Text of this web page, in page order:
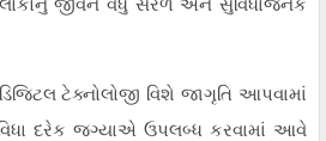
લોકોનું જીવન વધુ સરળ અને સુવિધાજનક
ટેક્નોલોજી વિશે જાગૃતિ આપવામાં
દરેક જગ્યાએ ઉપલબ્ધ કરવામાં આવે